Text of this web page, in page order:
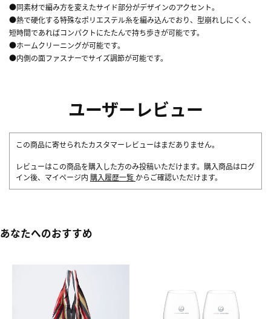
●同素材で編み方を変えたサイド部分がデザインのアクセント。
●熱で硬化する特殊なポリエステル糸を編み込んでおり、型崩れしにくく、
短時間であればコンパクトにたたんで持ち歩きが可能です。
●ホームクリーニングが可能です。
●内側の面ファスナーでサイズ調節が可能です。
ユーザーレビュー
この商品に寄せられたカスタマーレビューはまだありません。
レビューはこの商品を購入した方のみ投稿いただけます。購入商品はログ
イン後、マイページ内 購入履歴一覧 からご確認いただけます。
あなたへのおすすめ